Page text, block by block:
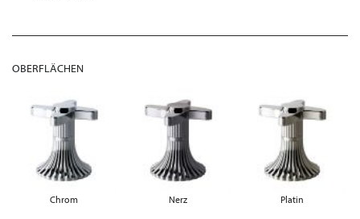
OBERFLÄCHEN
Chrom Nerz Platin